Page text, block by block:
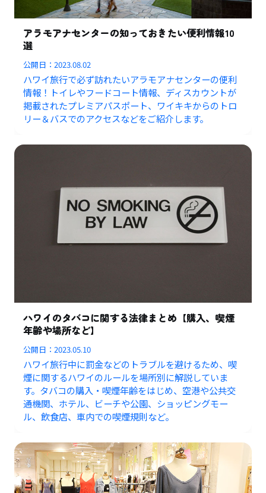
アラモアナセンターの知っておきたい便利情報10
選
公開日：2023.08.02
ハワイ旅行で必ず訪れたいアラモアナセンターの便利
情報！トイレやフードコート情報、ディスカウントが
掲載されたプレミアパスポート、ワイキキからのトロ
リー＆バスでのアクセスなどをご紹介します。
ハワイのタバコに関する法律まとめ【購入、喫煙
年齢や場所など】
公開日：2023.05.10
ハワイ旅行中に罰金などのトラブルを避けるため、喫
煙に関するハワイのルールを場所別に解説していま
す。タバコの購入・喫煙年齢をはじめ、空港や公共交
通機関、ホテル、ビーチや公園、ショッピングモー
ル、飲食店、車内での喫煙規則など。